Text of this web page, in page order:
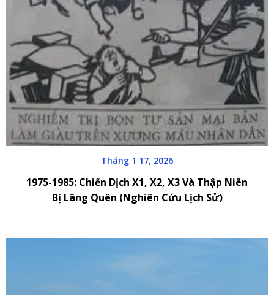
Tháng 1 17, 2026
1975-1985: Chiến Dịch X1, X2, X3 Và Thập Niên
Bị Lãng Quên (Nghiên Cứu Lịch Sử)